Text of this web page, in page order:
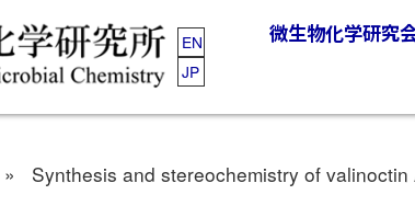
EN
JP
微生物化学研究
» Synthesis and stereochemistry of valinoctin